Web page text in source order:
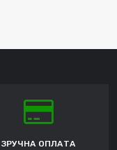
ЗРУЧНА ОПЛАТА